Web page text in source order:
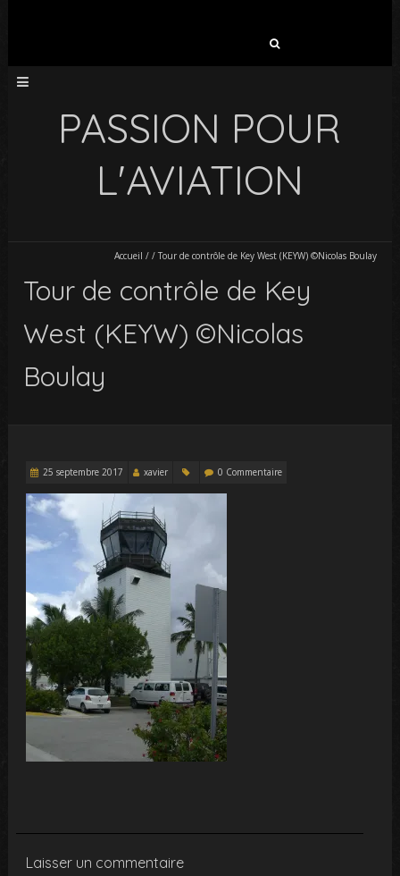
PASSION POUR
L'AVIATION
Accueil / / Tour de contrôle de Key West (KEYW) ©Nicolas Boulay
Tour de contrôle de Key
West (KEYW) ©Nicolas
Boulay
25 septembre 2017 xavier 0 Commentaire
Laisser un commentaire